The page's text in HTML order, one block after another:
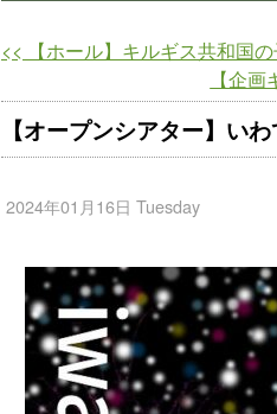
<< 【ホール】キルギス共和国
【企
【オープンシアター】い
2024年01月16日 Tuesday